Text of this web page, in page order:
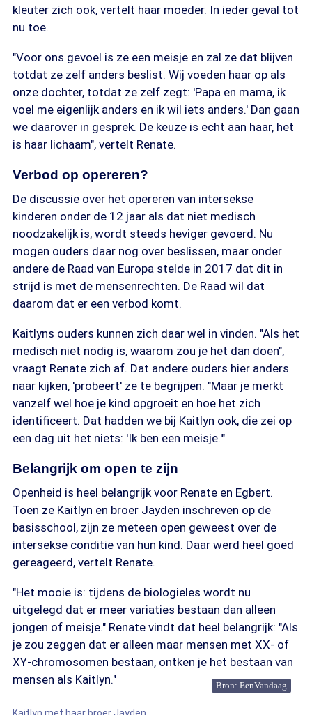
kleuter zich ook, vertelt haar moeder. In ieder geval tot
nu toe.
"Voor ons gevoel is ze een meisje en zal ze dat blijven
totdat ze zelf anders beslist. Wij voeden haar op als
onze dochter, totdat ze zelf zegt: 'Papa en mama, ik
voel me eigenlijk anders en ik wil iets anders.' Dan gaan
we daarover in gesprek. De keuze is echt aan haar, het
is haar lichaam", vertelt Renate.
Verbod op opereren?
De discussie over het opereren van intersekse
kinderen onder de 12 jaar als dat niet medisch
noodzakelijk is, wordt steeds heviger gevoerd. Nu
mogen ouders daar nog over beslissen, maar onder
andere de Raad van Europa stelde in 2017 dat dit in
strijd is met de mensenrechten. De Raad wil dat
daarom dat er een verbod komt.
Kaitlyns ouders kunnen zich daar wel in vinden. "Als het
medisch niet nodig is, waarom zou je het dan doen",
vraagt Renate zich af. Dat andere ouders hier anders
naar kijken, 'probeert' ze te begrijpen. "Maar je merkt
vanzelf wel hoe je kind opgroeit en hoe het zich
identificeert. Dat hadden we bij Kaitlyn ook, die zei op
een dag uit het niets: 'Ik ben een meisje.'"
Belangrijk om open te zijn
Openheid is heel belangrijk voor Renate en Egbert.
Toen ze Kaitlyn en broer Jayden inschreven op de
basisschool, zijn ze meteen open geweest over de
intersekse conditie van hun kind. Daar werd heel goed
gereageerd, vertelt Renate.
"Het mooie is: tijdens de biologieles wordt nu
uitgelegd dat er meer variaties bestaan dan alleen
jongen of meisje." Renate vindt dat heel belangrijk: "Als
je zou zeggen dat er alleen maar mensen met XX- of
XY-chromosomen bestaan, ontken je het bestaan van
mensen als Kaitlyn."
Bron: EenVandaag